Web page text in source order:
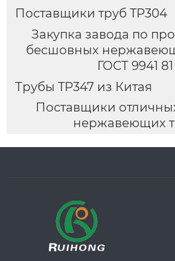
Поставщики труб TP304
Закупка завода по
бесшовных
ГОСТ 9941 81
Трубы TP347 из Китая
Поставщики
нержавеющих